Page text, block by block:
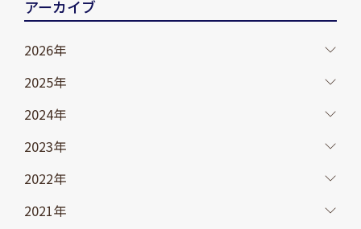
アーカイブ
2026年
2025年
2024年
2023年
2022年
2021年